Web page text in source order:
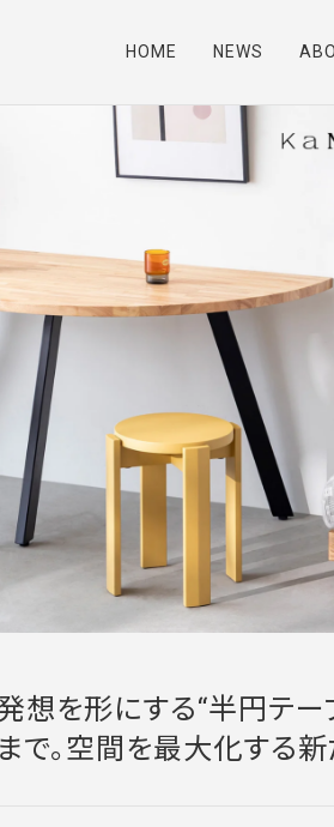
HOME NEWS
発想を形にする“半円テ
で。空間を最大化する